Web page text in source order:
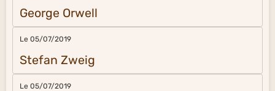
George Orwell
Le 05/07/2019
Stefan Zweig
Le 05/07/2019